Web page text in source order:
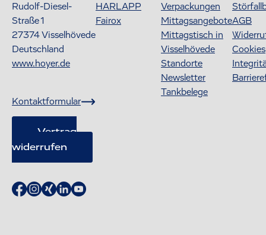
Rudolf-Diesel-
Straße 1
27374Visselhövede
Deutschland
www.hoyer.de
Kontaktformular
Vertrag
widerrufen
HARLAPP
Fairox
Verpackungen
Mittagsangebote
Mittagstisch in
Visselhövede
Standorte
Newsletter
Tankbelege
AGB
Cookies